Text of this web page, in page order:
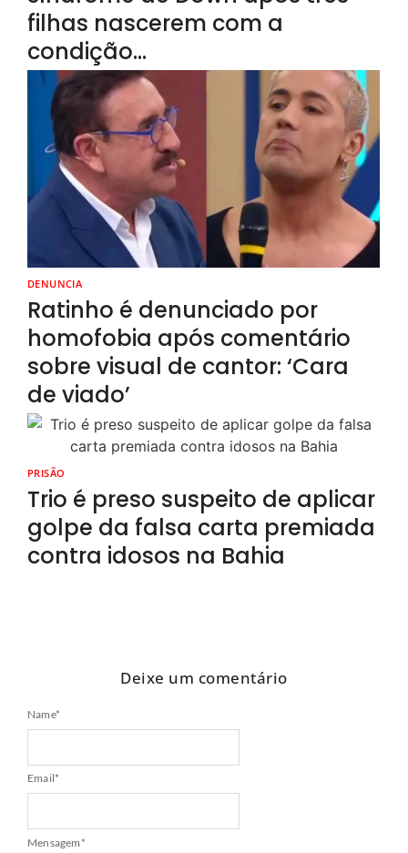
filhas nascerem com a
condição…
DENUNCIA
Ratinho é denunciado por
homofobia após comentário
sobre visual de cantor: ‘Cara
de viado’
PRISÃO
Trio é preso suspeito de aplicar
golpe da falsa carta premiada
contra idosos na Bahia
Deixe um comentário
Name*
Email*